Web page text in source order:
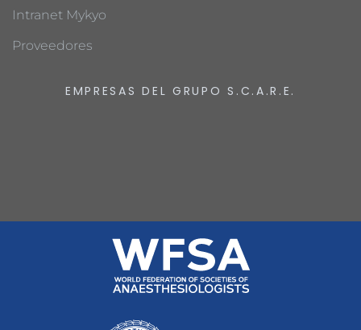
Intranet Mykyo
Proveedores
EMPRESAS DEL GRUPO S.C.A.R.E.